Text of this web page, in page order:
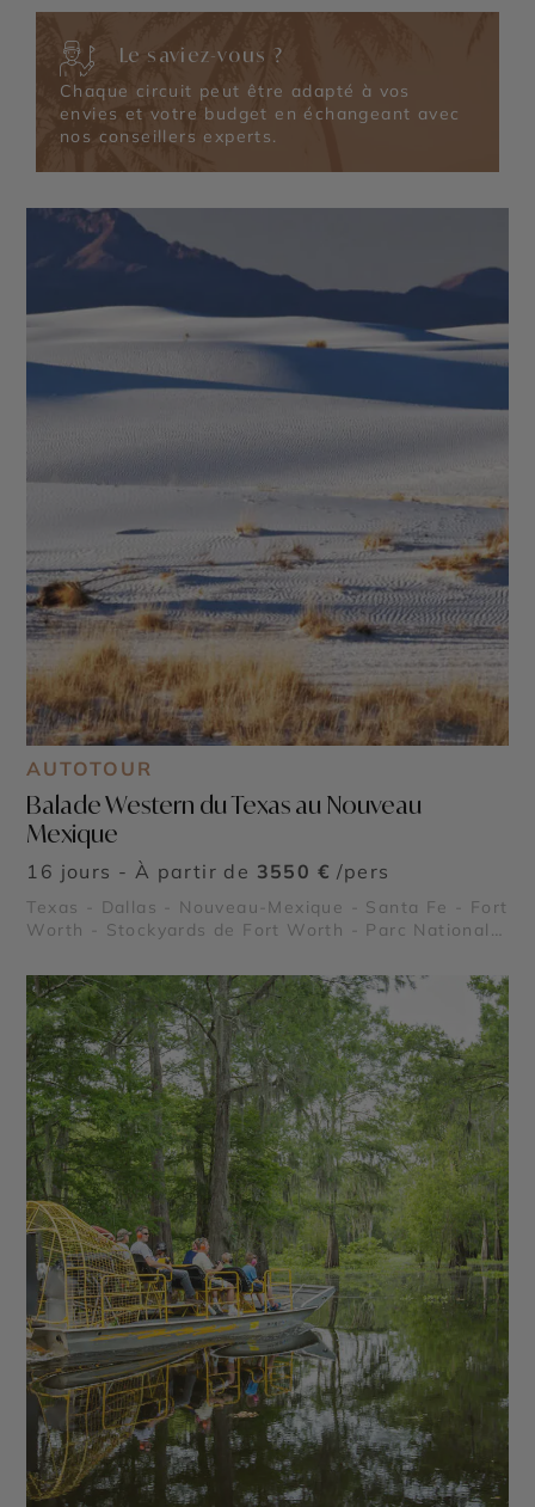
Le Pays Cajun - Le Quartier Français de la Nouvelle
de Fort Worth - Missions de San Antonio - Le River
Walk de San Antonio - Les ranchs au Texas
Le saviez-vous ?
Chaque circuit peut être adapté à vos
envies et votre budget en échangeant avec
nos conseillers experts.
AUTOTOUR
Balade Western du Texas au Nouveau
Mexique
16 jours - À partir de 3550 € /pers
Texas - Dallas - Nouveau-Mexique - Santa Fe - Fort
Worth - Stockyards de Fort Worth - Parc National